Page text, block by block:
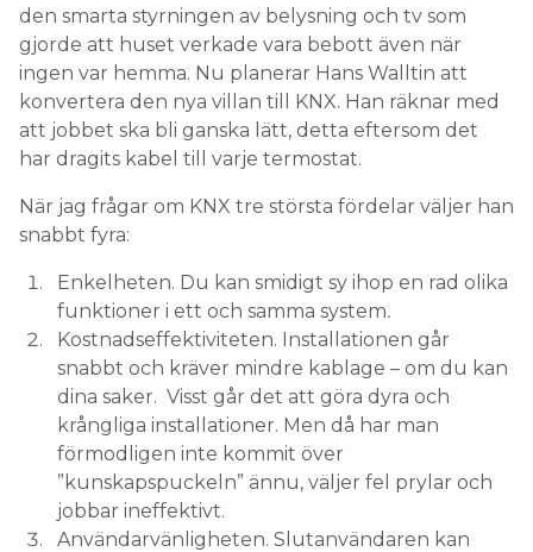
den smarta styrningen av belysning och tv som
gjorde att huset verkade vara bebott även när
ingen var hemma. Nu planerar Hans Walltin att
konvertera den nya villan till KNX. Han räknar med
att jobbet ska bli ganska lätt, detta eftersom det
har dragits kabel till varje termostat.
När jag frågar om KNX tre största fördelar väljer han
snabbt fyra:
Enkelheten. Du kan smidigt sy ihop en rad olika
funktioner i ett och samma system.
Kostnadseffektiviteten. Installationen går
snabbt och kräver mindre kablage – om du kan
dina saker. Visst går det att göra dyra och
krångliga installationer. Men då har man
förmodligen inte kommit över
”kunskapspuckeln” ännu, väljer fel prylar och
jobbar ineffektivt.
Användarvänligheten. Slutanvändaren kan